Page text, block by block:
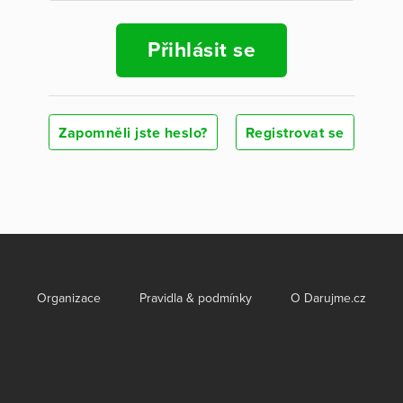
Přihlásit se
Zapomněli jste heslo? Registrovat se
Organizace Pravidla & podmínky O Darujme.cz